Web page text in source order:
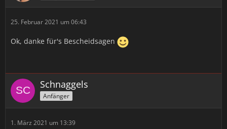
25. Februar 2021 um 06:43
Ok, danke für's Bescheidsagen
Schnaggels
Anfänger
1. März 2021 um 13:39